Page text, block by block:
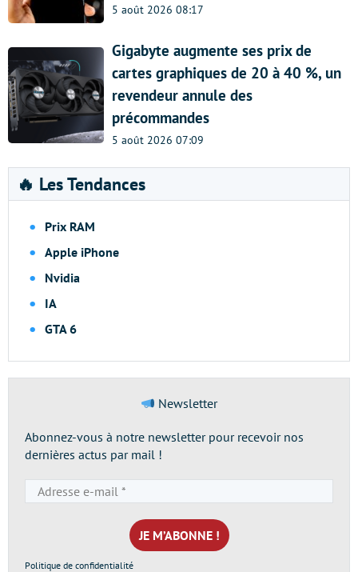
5 août 2026 08:17
Gigabyte augmente ses prix de
cartes graphiques de 20 à 40 %, un
revendeur annule des
précommandes
5 août 2026 07:09
🔥 Les Tendances
Prix RAM
Apple iPhone
Nvidia
IA
GTA 6
Newsletter
Abonnez-vous à notre newsletter pour recevoir nos
dernières actus par mail !
e-
mail
*
Politique de confidentialité